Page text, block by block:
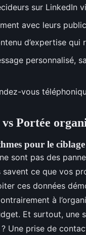
sur LinkedIn
avec leurs
d’expertise qui
personnalisé,
vous
Portée
pour le
sont pas des
ce que vos
ces données
à
Et surtout,
Une prise de